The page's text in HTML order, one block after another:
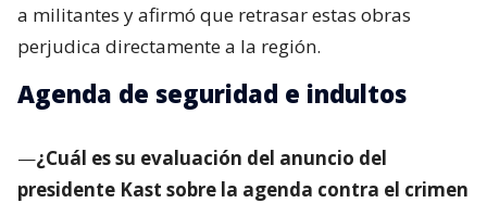
a militantes y afirmó que retrasar estas obras
perjudica directamente a la región.
Agenda de seguridad e indultos
—¿Cuál es su evaluación del anuncio del
presidente Kast sobre la agenda contra el crimen